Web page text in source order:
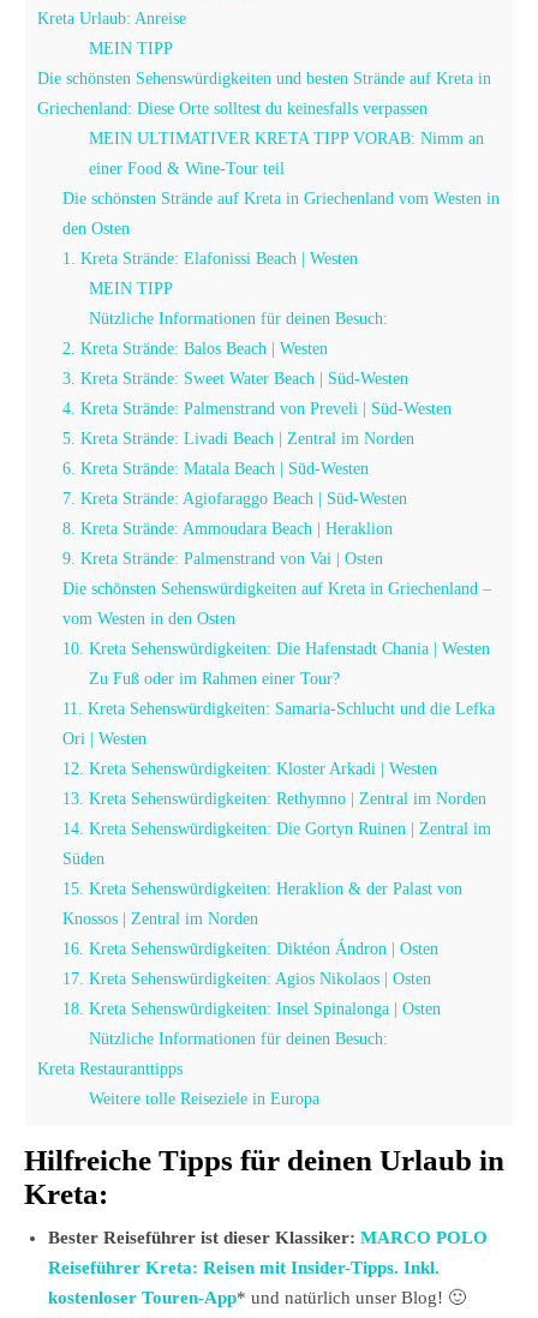
Kreta Urlaub: Anreise
MEIN TIPP
Die schönsten Sehenswürdigkeiten und besten Strände auf Kreta in
Griechenland: Diese Orte solltest du keinesfalls verpassen
MEIN ULTIMATIVER KRETA TIPP VORAB: Nimm an
einer Food & Wine-Tour teil
Die schönsten Strände auf Kreta in Griechenland vom Westen in
den Osten
1. Kreta Strände: Elafonissi Beach | Westen
MEIN TIPP
Nützliche Informationen für deinen Besuch:
2. Kreta Strände: Balos Beach | Westen
3. Kreta Strände: Sweet Water Beach | Süd-Westen
4. Kreta Strände: Palmenstrand von Preveli | Süd-Westen
5. Kreta Strände: Livadi Beach | Zentral im Norden
6. Kreta Strände: Matala Beach | Süd-Westen
7. Kreta Strände: Agiofaraggo Beach | Süd-Westen
8. Kreta Strände: Ammoudara Beach | Heraklion
9. Kreta Strände: Palmenstrand von Vai | Osten
Die schönsten Sehenswürdigkeiten auf Kreta in Griechenland –
vom Westen in den Osten
10. Kreta Sehenswürdigkeiten: Die Hafenstadt Chania | Westen
Zu Fuß oder im Rahmen einer Tour?
11. Kreta Sehenswürdigkeiten: Samaria-Schlucht und die Lefka
Ori | Westen
12. Kreta Sehenswürdigkeiten: Kloster Arkadi | Westen
13. Kreta Sehenswürdigkeiten: Rethymno | Zentral im Norden
14. Kreta Sehenswürdigkeiten: Die Gortyn Ruinen | Zentral im
Süden
15. Kreta Sehenswürdigkeiten: Heraklion & der Palast von
Knossos | Zentral im Norden
16. Kreta Sehenswürdigkeiten: Diktéon Ándron | Osten
17. Kreta Sehenswürdigkeiten: Agios Nikolaos | Osten
18. Kreta Sehenswürdigkeiten: Insel Spinalonga | Osten
Nützliche Informationen für deinen Besuch:
Kreta Restauranttipps
Weitere tolle Reiseziele in Europa
Hilfreiche Tipps für deinen Urlaub in
Kreta:
Bester Reiseführer ist dieser Klassiker: MARCO POLO
Reiseführer Kreta: Reisen mit Insider-Tipps. Inkl.
kostenloser Touren-App* und natürlich unser Blog! 🙂